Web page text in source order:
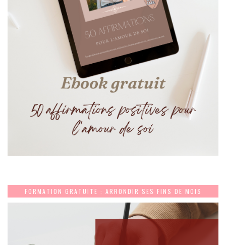
FORMATION GRATUITE : ARRONDIR SES FINS DE MOIS